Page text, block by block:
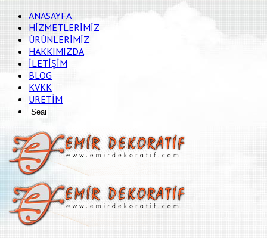
ANASAYFA
HİZMETLERİMİZ
ÜRÜNLERİMİZ
HAKKIMIZDA
İLETİŞİM
BLOG
KVKK
ÜRETİM